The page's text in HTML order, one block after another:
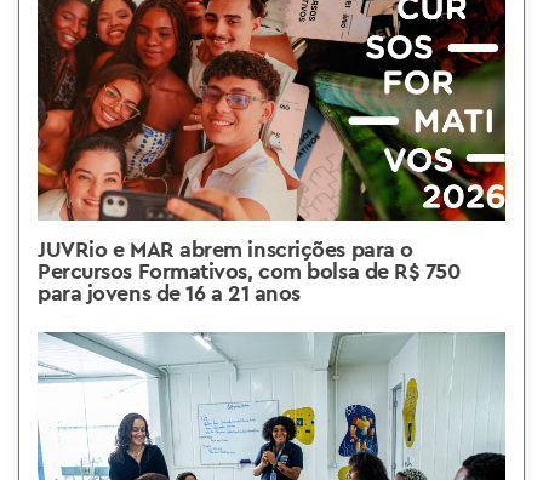
JUVRio e MAR abrem inscrições para o
Percursos Formativos, com bolsa de R$ 750
para jovens de 16 a 21 anos